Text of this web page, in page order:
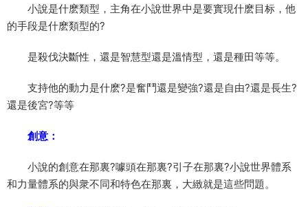
小說是什麽類型，主角在小說世界中是要實現什麽目标，他
的手段是什麽類型的?
是殺伐決斷性，還是智慧型還是溫情型，還是種田等等。
支持他的動力是什麽?是奮鬥還是變強?還是自由?還是長生?
還是後宮?等等
創意：
小說的創意在那裏?噱頭在那裏?引子在那裏?小說世界體系
和力量體系的與衆不同和特色在那裏，大緻就是這些問題。